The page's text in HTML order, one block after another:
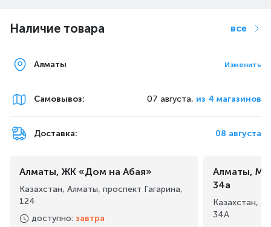
Наличие товара все
Алматы Изменить
Самовывоз: 07 августа, из 4 магазинов
Доставка: 08 августа
Алматы, ЖК «Дом на Абая»
Казахстан, Алматы, проспект Гагарина,
124
доступно: завтра
Алматы,
34а
Казахстан,
34А